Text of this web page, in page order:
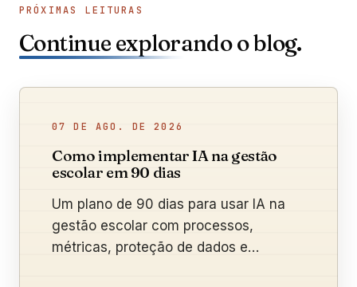
PRÓXIMAS LEITURAS
Continue explorando o blog.
07 DE AGO. DE 2026
Como implementar IA na gestão
escolar em 90 dias
Um plano de 90 dias para usar IA na
gestão escolar com processos,
métricas, proteção de dados e